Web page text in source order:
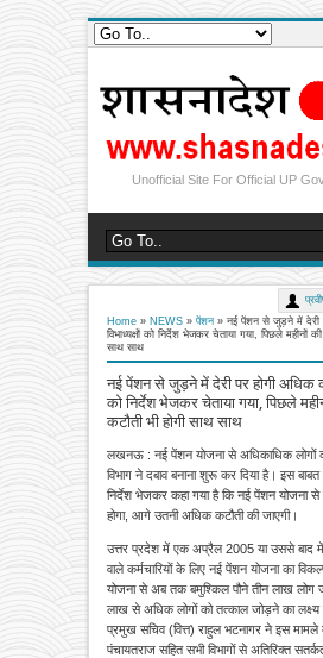
Unofficial Site For Official UP
Home » NEWS » पेंशन» नई पेंशन से जुड़ने में देरी
विभाध्यक्षों को निर्देश भेजकर चेताया गया, पिछले महीनों
साथ साथ
नई पेंशन से जुड़ने में देरी पर होगी अधिक
को निर्देश भेजकर चेताया गया, पिछले
कटौती भी होगी साथ साथ
लखनऊ : नई पेंशन योजना से अधिकाधिक लोगों
विभाग ने दबाव बनाना शुरू कर दिया है। इस बाबत
निर्देश भेजकर कहा गया है कि नई पेंशन योजना
होगा, आगे उतनी अधिक कटौती की जाएगी।
उत्तर प्रदेश में एक अप्रैल 2005 या उससे बाद में
वाले कर्मचारियों के लिए नई पेंशन योजना का
योजना से अब तक बमुश्किल पौने तीन लाख
लाख से अधिक लोगों को तत्काल जोड़ने का लक्ष्य
प्रमुख सचिव (वित्त) राहुल भटनागर ने इस मामले
पंचायतराज सहित सभी विभागों से अतिरिक्त